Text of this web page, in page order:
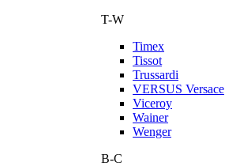
T-W
Timex
Tissot
Trussardi
VERSUS Versace
Viceroy
Wainer
Wenger
В-С